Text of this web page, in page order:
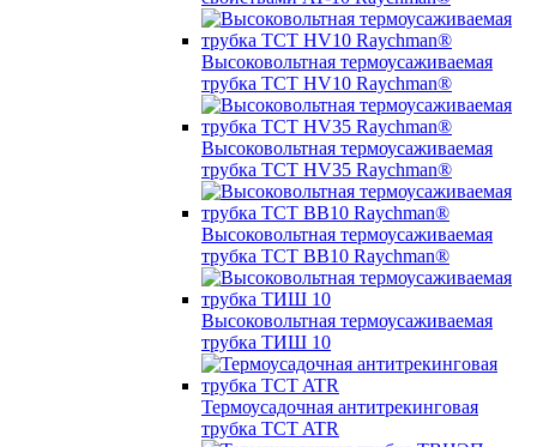
Высоковольтная термоусаживаемая
трубка TCT HV10 Raychman®
Высоковольтная термоусаживаемая
трубка TCT HV35 Raychman®
Высоковольтная термоусаживаемая
трубка TCT BB10 Raychman®
Высоковольтная термоусаживаемая
трубка ТИШ 10
Термоусадочная антитрекинговая
трубка TCT ATR